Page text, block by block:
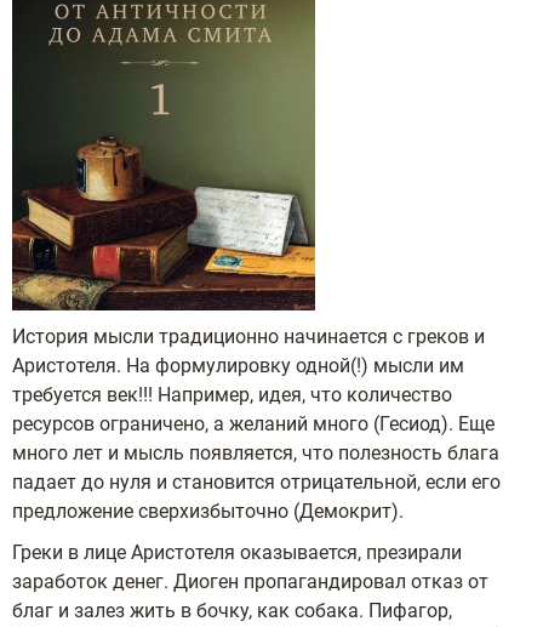
История мысли традиционно начинается с греков и
Аристотеля. На формулировку одной(!) мысли им
требуется век!!! Например, идея, что количество
ресурсов ограничено, а желаний много (Гесиод). Еще
много лет и мысль появляется, что полезность блага
падает до нуля и становится отрицательной, если его
предложение сверхизбыточно (Демокрит).
Греки в лице Аристотеля оказывается, презирали
заработок денег. Диоген пропагандировал отказ от
благ и залез жить в бочку, как собака. Пифагор,